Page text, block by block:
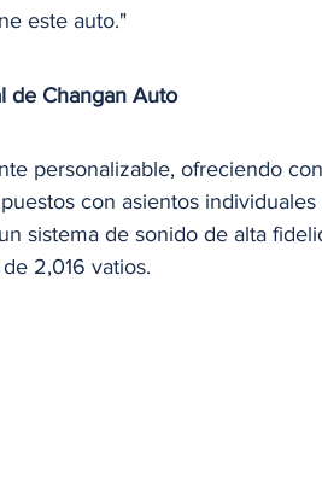
este auto."
de Changan Auto
personalizable, ofreciendo
con asientos
sistema de sonido de alta
2,016 vatios.